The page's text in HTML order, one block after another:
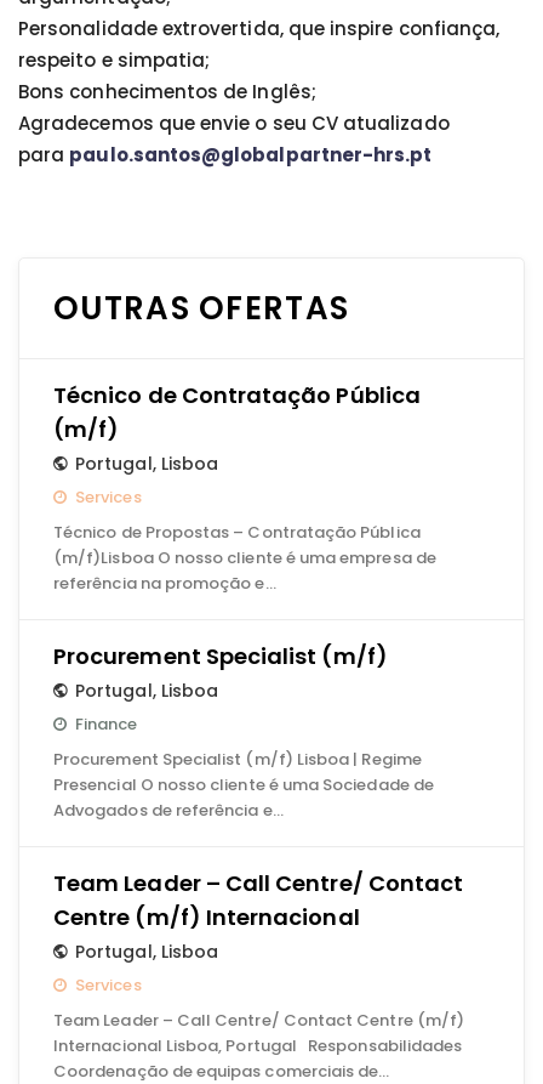
Personalidade extrovertida, que inspire confiança,
respeito e simpatia;
Bons conhecimentos de Inglês;
Agradecemos que envie o seu CV atualizado
para paulo.santos@globalpartner-hrs.pt
OUTRAS OFERTAS
Técnico de Contratação Pública
(m/f)
Portugal, Lisboa
Services
Técnico de Propostas – Contratação Pública
(m/f)Lisboa O nosso cliente é uma empresa de
referência na promoção e…
Procurement Specialist (m/f)
Portugal, Lisboa
Finance
Procurement Specialist (m/f) Lisboa | Regime
Presencial O nosso cliente é uma Sociedade de
Advogados de referência e…
Team Leader – Call Centre/ Contact
Centre (m/f) Internacional
Portugal, Lisboa
Services
Team Leader – Call Centre/ Contact Centre (m/f)
Internacional Lisboa, Portugal Responsabilidades
Coordenação de equipas comerciais de…